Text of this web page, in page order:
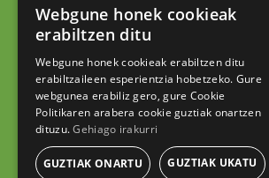
ESKORIATZAKO UDALA
Fernando Eskoriatza plaza 1
Tel.: 943 71 44 07
hazi@eskoriatza.eus
Contacto
Aviso legal
Política de privacidad
Política de cookies
BASQUE
Webgune honek cookieak
erabiltzen ditu
Webgune honek cookieak erabiltzen ditu
erabiltzaileen esperientzia hobetzeko. Gure
webgunea erabiliz gero, gure Cookie
Politikaren arabera cookie guztiak onartzen
dituzu. Gehiago irakurri
GUZTIAK ONARTU GUZTIAK UKATU